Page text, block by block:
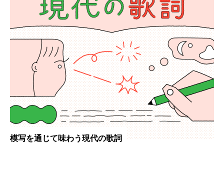
模写を通じて味わう現代の歌詞